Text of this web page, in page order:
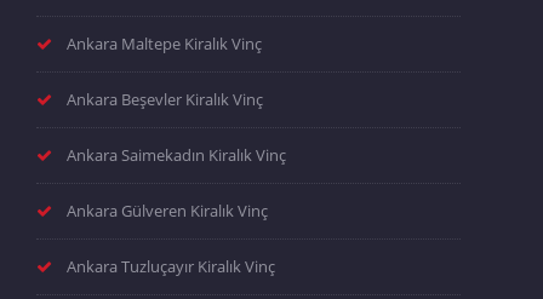
Ankara Maltepe Kiralık Vinç
Ankara Beşevler Kiralık Vinç
Ankara Saimekadın Kiralık Vinç
Ankara Gülveren Kiralık Vinç
Ankara Tuzluçayır Kiralık Vinç